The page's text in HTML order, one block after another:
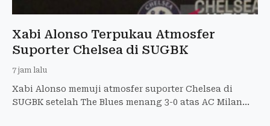
Xabi Alonso Terpukau Atmosfer
Suporter Chelsea di SUGBK
7 jam lalu
Xabi Alonso memuji atmosfer suporter Chelsea di
SUGBK setelah The Blues menang 3-0 atas AC Milan